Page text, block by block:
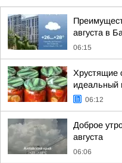
августа в
06:15
Хрустящие
идеальный
06:12
Доброе
августа
06:06